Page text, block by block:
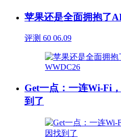
苹果还是全面拥抱了
评测 60 06.09
Get一点：一连Wi-Fi
到了